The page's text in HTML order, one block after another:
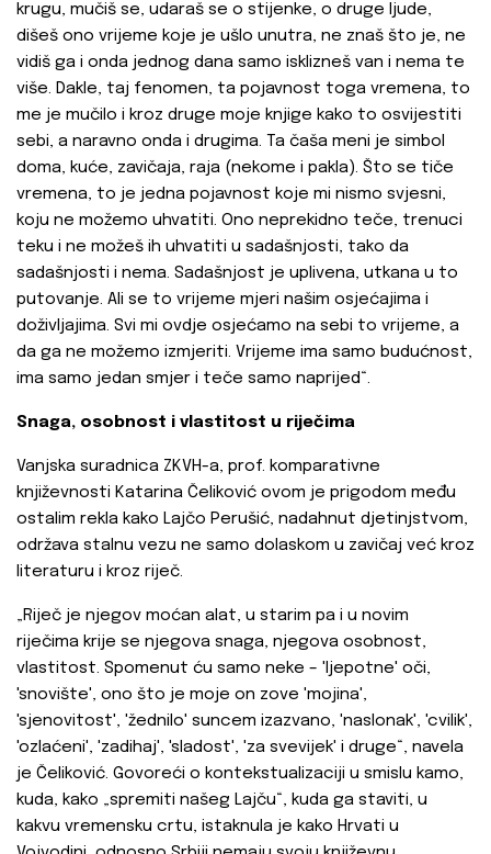
krugu, mučiš se, udaraš se o stijenke, o druge ljude,
dišeš ono vrijeme koje je ušlo unutra, ne znaš što je, ne
vidiš ga i onda jednog dana samo isklizneš van i nema te
više. Dakle, taj fenomen, ta pojavnost toga vremena, to
me je mučilo i kroz druge moje knjige kako to osvijestiti
sebi, a naravno onda i drugima. Ta čaša meni je simbol
doma, kuće, zavičaja, raja (nekome i pakla). Što se tiče
vremena, to je jedna pojavnost koje mi nismo svjesni,
koju ne možemo uhvatiti. Ono neprekidno teče, trenuci
teku i ne možeš ih uhvatiti u sadašnjosti, tako da
sadašnjosti i nema. Sadašnjost je uplivena, utkana u to
putovanje. Ali se to vrijeme mjeri našim osjećajima i
doživljajima. Svi mi ovdje osjećamo na sebi to vrijeme, a
da ga ne možemo izmjeriti. Vrijeme ima samo budućnost,
ima samo jedan smjer i teče samo naprijed“.
Snaga, osobnost i vlastitost u riječima
Vanjska suradnica ZKVH-a, prof. komparativne
književnosti Katarina Čeliković ovom je prigodom među
ostalim rekla kako Lajčo Perušić, nadahnut djetinjstvom,
održava stalnu vezu ne samo dolaskom u zavičaj već kroz
literaturu i kroz riječ.
„Riječ je njegov moćan alat, u starim pa i u novim
riječima krije se njegova snaga, njegova osobnost,
vlastitost. Spomenut ću samo neke – 'ljepotne' oči,
'snovište', ono što je moje on zove 'mojina',
'sjenovitost', 'žednilo' suncem izazvano, 'naslonak', 'cvilik',
'ozlaćeni', 'zadihaj', 'sladost', 'za svevijek' i druge“, navela
je Čeliković. Govoreći o kontekstualizaciji u smislu kamo,
kuda, kako „spremiti našeg Lajču“, kuda ga staviti, u
kakvu vremensku crtu, istaknula je kako Hrvati u